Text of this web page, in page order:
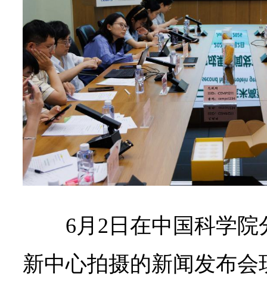
6月2日在中国科学
新中心拍摄的新闻发布